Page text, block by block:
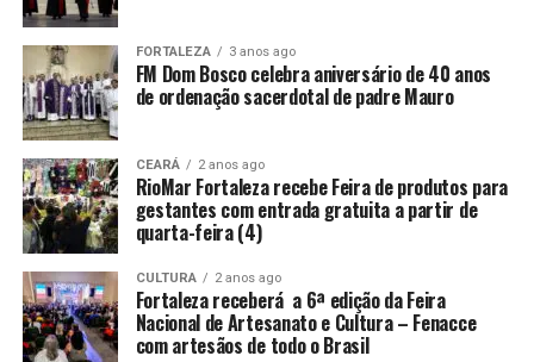
FORTALEZA 3 anos ago
FM Dom Bosco celebra aniversário de 40 anos
de ordenação sacerdotal de padre Mauro
CEARÁ 2 anos ago
RioMar Fortaleza recebe Feira de produtos para
gestantes com entrada gratuita a partir de
quarta-feira (4)
CULTURA 2 anos ago
Fortaleza receberá a 6ª edição da Feira
Nacional de Artesanato e Cultura – Fenacce
com artesãos de todo o Brasil